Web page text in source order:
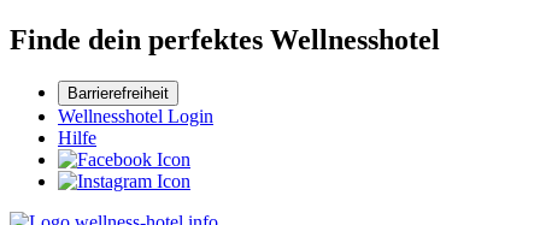
Finde dein perfektes Wellnesshotel
Barrierefreiheit
Wellnesshotel Login
Hilfe